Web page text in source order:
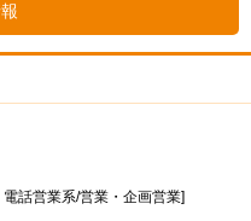
話営業系/営業・企画営業]